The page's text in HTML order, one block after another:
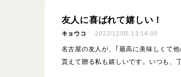
友人に喜ばれて嬉しい！
キョウコ 2022/12/05 13:14:00
名古屋の友人が、｢最高に美味しくて
貰えて贈る私も嬉しいです。いつも、